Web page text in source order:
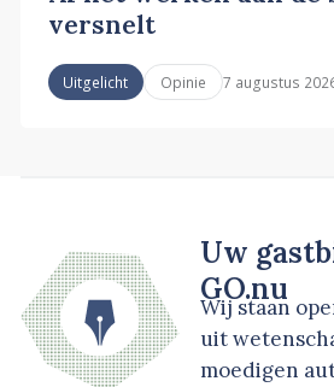
versnelt
Uitgelicht Opinie 7 augustus
Uw
GO.nu
Wij staan
uit
moedigen